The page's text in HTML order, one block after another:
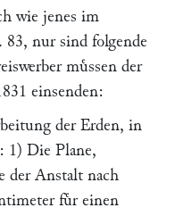
wie jenes im
83, nur sind folgende
muͤssen der
einsenden:
der Erden, in
1) Die Plane,
der Anstalt nach
fuͤr einen